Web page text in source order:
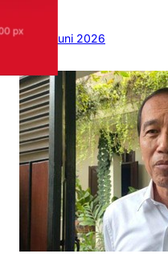
20 Juni 2026